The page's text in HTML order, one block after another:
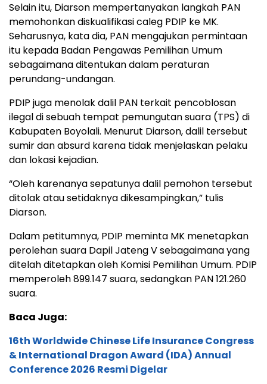
Selain itu, Diarson mempertanyakan langkah PAN
memohonkan diskualifikasi caleg PDIP ke MK.
Seharusnya, kata dia, PAN mengajukan permintaan
itu kepada Badan Pengawas Pemilihan Umum
sebagaimana ditentukan dalam peraturan
perundang-undangan.
PDIP juga menolak dalil PAN terkait pencoblosan
ilegal di sebuah tempat pemungutan suara (TPS) di
Kabupaten Boyolali. Menurut Diarson, dalil tersebut
sumir dan absurd karena tidak menjelaskan pelaku
dan lokasi kejadian.
“Oleh karenanya sepatunya dalil pemohon tersebut
ditolak atau setidaknya dikesampingkan,” tulis
Diarson.
Dalam petitumnya, PDIP meminta MK menetapkan
perolehan suara Dapil Jateng V sebagaimana yang
ditelah ditetapkan oleh Komisi Pemilihan Umum. PDIP
memperoleh 899.147 suara, sedangkan PAN 121.260
suara.
Baca Juga:
16th Worldwide Chinese Life Insurance Congress
& International Dragon Award (IDA) Annual
Conference 2026 Resmi Digelar